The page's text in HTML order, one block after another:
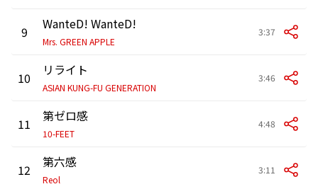
9 WanteD! WanteD!
Mrs. GREEN APPLE
3:37
10 リライト
ASIAN KUNG-FU GENERATION
3:46
11 第ゼロ感
10-FEET
4:48
12 第六感
Reol
3:11